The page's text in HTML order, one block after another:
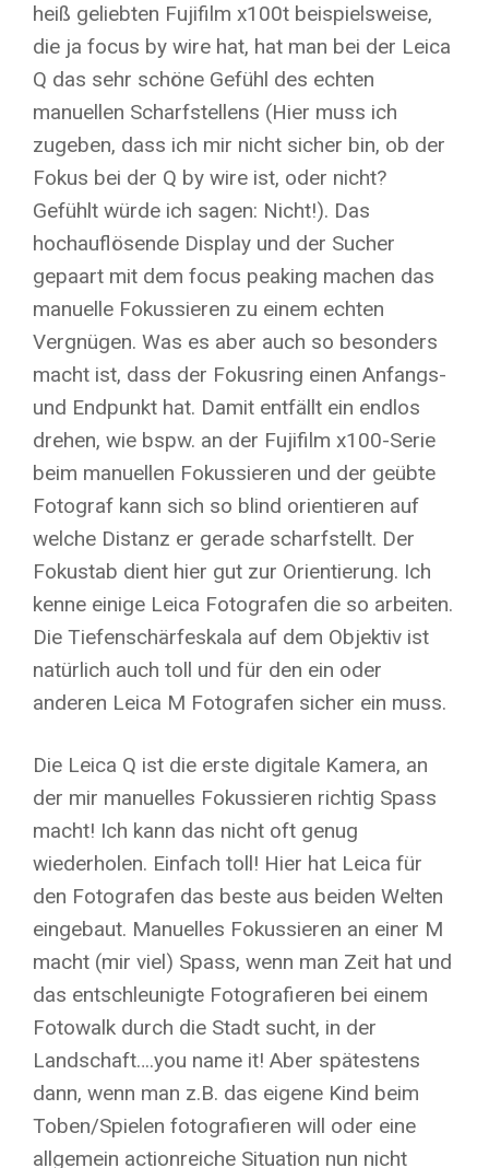
heiß geliebten Fujifilm x100t beispielsweise,
die ja focus by wire hat, hat man bei der Leica
Q das sehr schöne Gefühl des echten
manuellen Scharfstellens (Hier muss ich
zugeben, dass ich mir nicht sicher bin, ob der
Fokus bei der Q by wire ist, oder nicht?
Gefühlt würde ich sagen: Nicht!). Das
hochauflösende Display und der Sucher
gepaart mit dem focus peaking machen das
manuelle Fokussieren zu einem echten
Vergnügen. Was es aber auch so besonders
macht ist, dass der Fokusring einen Anfangs-
und Endpunkt hat. Damit entfällt ein endlos
drehen, wie bspw. an der Fujifilm x100-Serie
beim manuellen Fokussieren und der geübte
Fotograf kann sich so blind orientieren auf
welche Distanz er gerade scharfstellt. Der
Fokustab dient hier gut zur Orientierung. Ich
kenne einige Leica Fotografen die so arbeiten.
Die Tiefenschärfeskala auf dem Objektiv ist
natürlich auch toll und für den ein oder
anderen Leica M Fotografen sicher ein muss.
Die Leica Q ist die erste digitale Kamera, an
der mir manuelles Fokussieren richtig Spass
macht! Ich kann das nicht oft genug
wiederholen. Einfach toll! Hier hat Leica für
den Fotografen das beste aus beiden Welten
eingebaut. Manuelles Fokussieren an einer M
macht (mir viel) Spass, wenn man Zeit hat und
das entschleunigte Fotografieren bei einem
Fotowalk durch die Stadt sucht, in der
Landschaft….you name it! Aber spätestens
dann, wenn man z.B. das eigene Kind beim
Toben/Spielen fotografieren will oder eine
allgemein actionreiche Situation nun nicht